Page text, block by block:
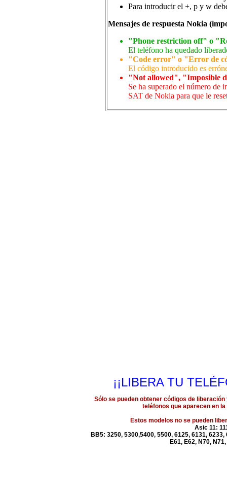
Para introducir el +, p y w
Mensajes de respuesta Nokia
"Phone restriction off" o
El teléfono ha quedado
"Code error" o "Error de
El código introducido es
"Not allowed", "Imposible
Se ha superado el número de
SAT de Nokia para que le
¡¡LIBERA TU
Sólo se pueden obtener códigos de
teléfonos que aparecen en
Estos modelos no se pueden
Asic 11:
BB5: 3250, 5300,5400, 5500, 6125, 6131,
E61, E62, N70,